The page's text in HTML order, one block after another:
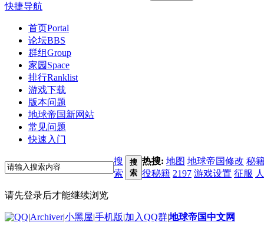
快捷导航
首页Portal
论坛BBS
群组Group
家园 Space
排行Ranklist
游戏下载
版本问题
地球帝国新网站
常见问题
快速入门
搜
索
搜
索
热搜: 地图 地球帝国修改 秘
役秘籍 2197 游戏设置 征服
请先登录后才能继续浏览
|Archiver|小黑屋|手机版|加入QQ群|地球帝国中文网